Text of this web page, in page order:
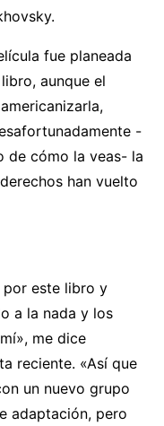
fue planeada
aunque el
-
de cómo la veas- la
han vuelto
por este libro y
a la nada y los
me dice
reciente. «Así que
un nuevo grupo
adaptación, pero